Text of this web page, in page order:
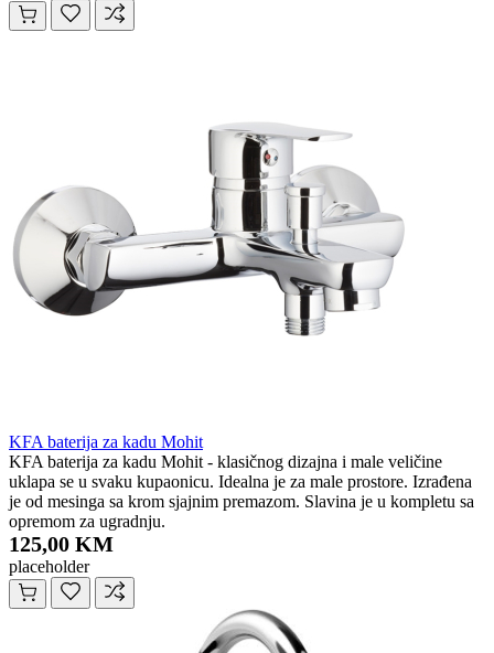
KFA baterija za kadu Mohit
KFA baterija za kadu Mohit - klasičnog dizajna i male veličine
uklapa se u svaku kupaonicu. Idealna je za male prostore. Izrađena
je od mesinga sa krom sjajnim premazom. Slavina je u kompletu sa
opremom za ugradnju.
125,00 KM
placeholder